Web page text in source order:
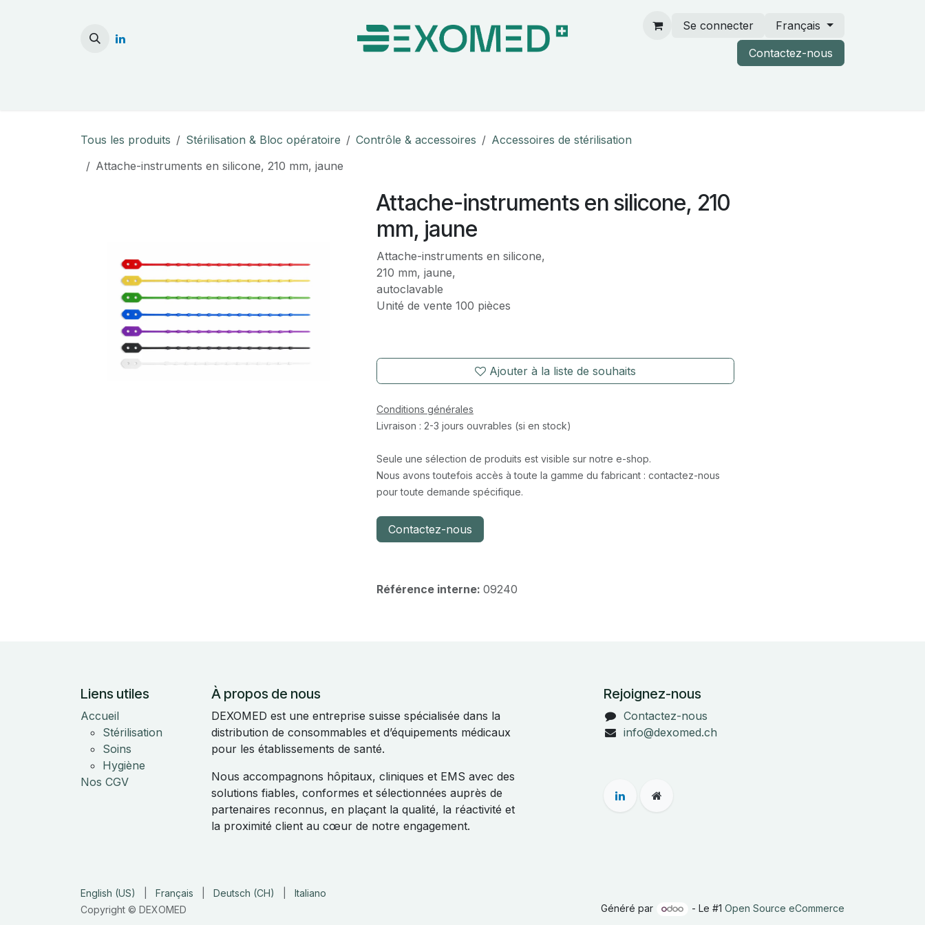
Se connecter
Français
Contactez-nous
Tous les produits Stérilisation & Bloc opératoire Contrôle & accessoires
Accessoires de stérilisation
Attache-instruments en silicone, 210 mm, jaune
Attache-instruments en silicone, 210
mm, jaune
Attache-instruments en silicone,
210 mm, jaune,
autoclavable
Unité de vente 100 pièces
Ajouter à la liste de souhaits
Conditions générales
Livraison : 2-3 jours ouvrables (si en stock)
Seule une sélection de produits est visible sur notre e-shop.
Nous avons toutefois accès à toute la gamme du fabricant : contactez-nous
pour toute demande spécifique.
Contactez-nous
Référence interne: 09240
Liens utiles
Accueil
Stérilisation
Soins
Hygiène
Nos CGV
À propos de nous
DEXOMED est une entreprise suisse spécialisée dans la
distribution de consommables et d’équipements médicaux
pour les établissements de santé.
Nous accompagnons hôpitaux, cliniques et EMS avec des
solutions fiables, conformes et sélectionnées auprès de
partenaires reconnus, en plaçant la qualité, la réactivité et
la proximité client au cœur de notre engagement.
Rejoignez-nous
Contactez-nous
info@dexomed.ch
Copyright © DEXOMED
English (US) Français Deutsch (CH)
Italiano
Généré par
- Le #1 Open Source eCommerce